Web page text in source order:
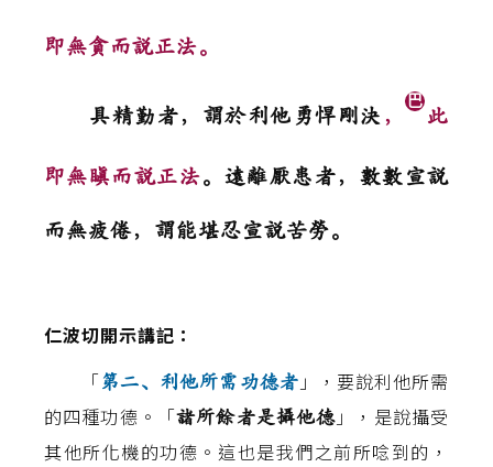
即無貪而說正法。
具精勤者，謂於利他勇悍剛決 ，
巴
此
即無瞋而說正法。遠離厭患者，數數宣說
而無疲倦，謂能堪忍宣說苦勞。
仁波切開示講記：
「第二、利他所需功德者 」，要說利他所需
的四種功德。「諸所餘者是攝他德 」，是說攝受
其他所化機的功德。這也是我們之前所唸到的，